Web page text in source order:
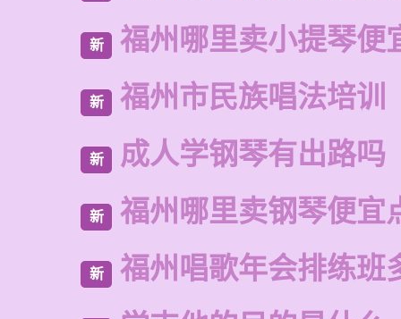
新 福州哪里卖小提琴便
新 福州市民族唱法培训
新 成人学钢琴有出路吗
新 福州哪里卖钢琴便宜
新 福州唱歌年会排练班